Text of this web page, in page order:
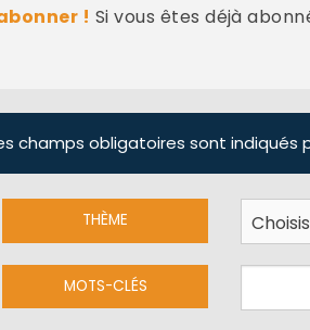
! Si vous êtes déjà
champs obligatoires sont indiqués
THÈME
MOTS-CLÉS